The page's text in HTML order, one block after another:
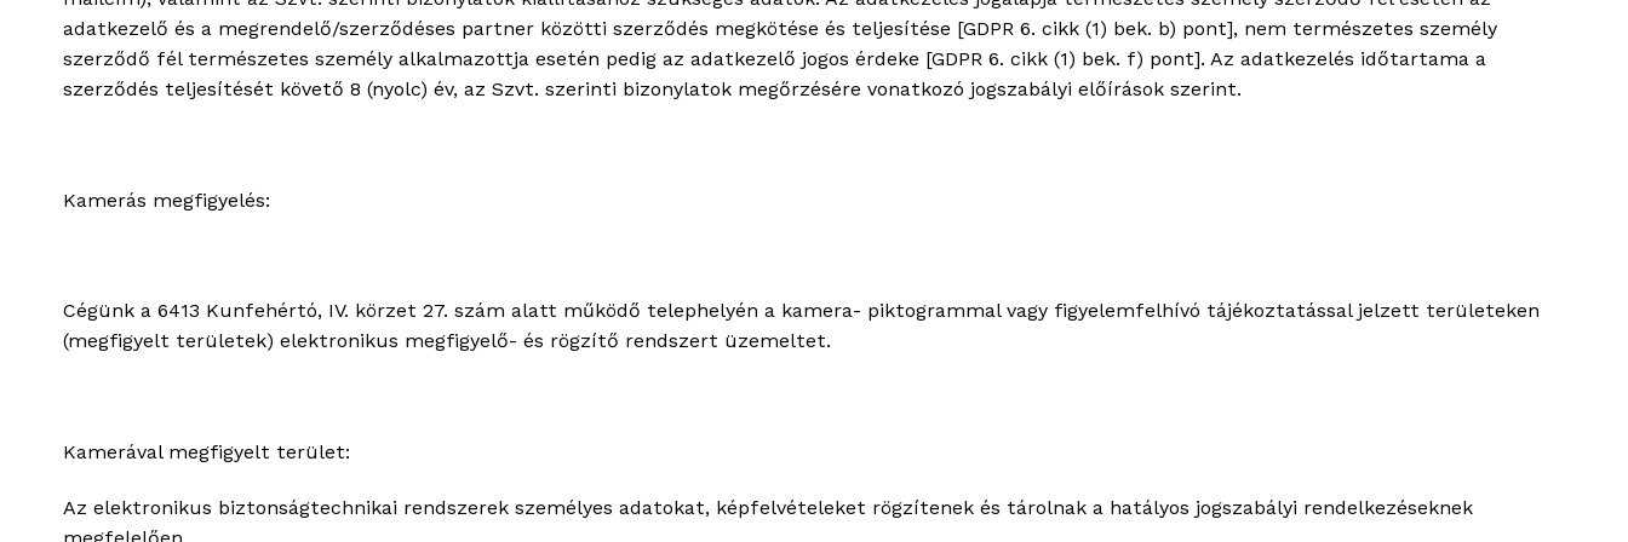
adatkezelő és a megrendelő/szerződéses partner közötti szerződés megkötése és teljesítése [GDPR 6. cikk (1) bek. b) pont], nem természetes személy
szerződő fél természetes személy alkalmazottja esetén pedig az adatkezelő jogos érdeke [GDPR 6. cikk (1) bek. f) pont]. Az adatkezelés időtartama a
szerződés teljesítését követő 8 (nyolc) év, az Szvt. szerinti bizonylatok megőrzésére vonatkozó jogszabályi előírások szerint.
Kamerás megfigyelés:
Cégünk a 6413 Kunfehértó, IV. körzet 27. szám alatt működő telephelyén a kamera- piktogrammal vagy figyelemfelhívó tájékoztatással jelzett területeken
(megfigyelt területek) elektronikus megfigyelő- és rögzítő rendszert üzemeltet.
Kamerával megfigyelt terület:
Az elektronikus biztonságtechnikai rendszerek személyes adatokat, képfelvételeket rögzítenek és tárolnak a hatályos jogszabályi rendelkezéseknek
megfelelően.